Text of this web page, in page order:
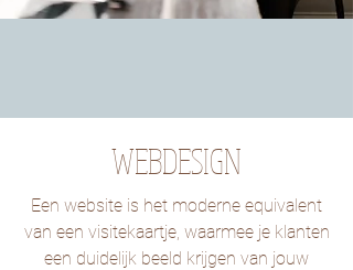
WEBDESIGN
Een website is het moderne equivalent
van een visitekaartje, waarmee je klanten
een duidelijk beeld krijgen van jouw